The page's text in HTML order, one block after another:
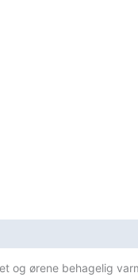
og ørene behagelig